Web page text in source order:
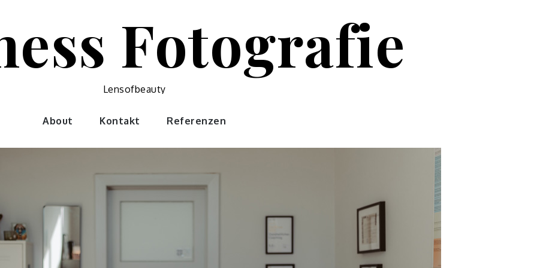
Fotografie
Lensofbeauty
About Kontakt Referenzen